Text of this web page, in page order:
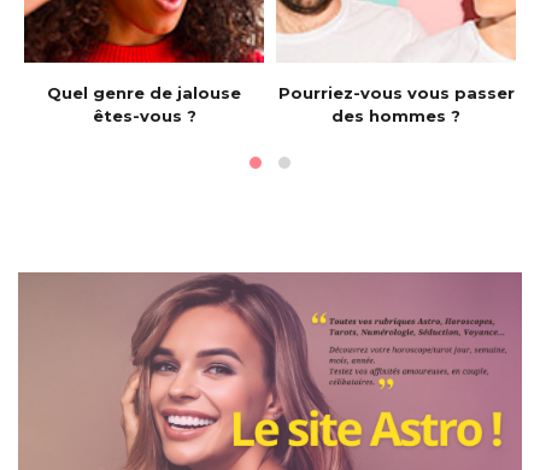
Quel genre de jalouse
êtes-vous ?
Pourriez-vous vous passer
des hommes ?